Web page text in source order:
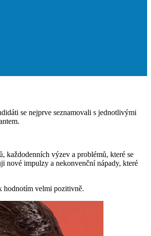
se nejprve seznamovali s jednotlivými
každodenních výzev a problémů, které se
nové impulzy a nekonvenční nápady, které
hodnotím velmi pozitivně.